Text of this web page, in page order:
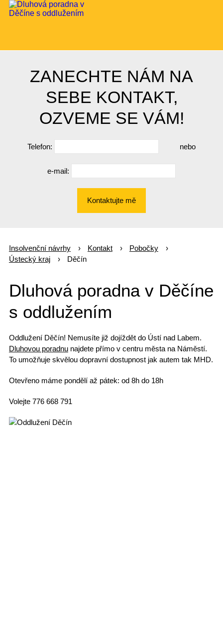
ZANECHTE NÁM NA
SEBE KONTAKT,
OZVEME SE VÁM!
Telefon: nebo
e-mail:
Kontaktujte mě
Insolvenční návrhy Kontakt
Pobočky
Ústecký kraj
Děčín
Dluhová poradna v Děčíne
s oddlužením
Oddlužení Děčín! Nemusíte již dojíždět do Ústí nad Labem.
Dluhovou poradnunajdete přímo v centru městana Náměstí.
To umožňuje skvělou dopravní dostupnost jak autem tak MHD.
Otevřeno mámepondělí až pátek: od 8h do 18h
Volejte 776 668 791